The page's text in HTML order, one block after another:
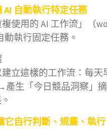
自動執行特定任務
使用的 AI 工作流」（
動執行固定任務。
立這樣的工作流：每
生「今日競品洞察」
它自行判斷、規畫、執行